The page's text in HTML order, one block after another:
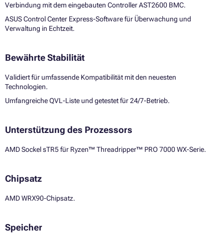
Verbindung mit dem eingebauten Controller AST2600 BMC.
ASUS Control Center Express-Software für Überwachung und
Verwaltung in Echtzeit.
Bewährte Stabilität
Validiert für umfassende Kompatibilität mit den neuesten
Technologien.
Umfangreiche QVL-Liste und getestet für 24/7-Betrieb.
Unterstützung des Prozessors
AMD Sockel sTR5 für Ryzen™ Threadripper™ PRO 7000 WX-Serie.
Chipsatz
AMD WRX90-Chipsatz.
Speicher